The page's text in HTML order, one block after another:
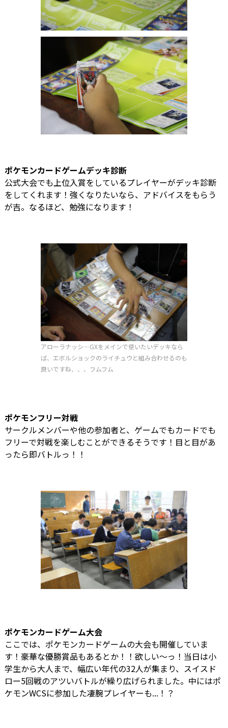
ポケモンカードゲームデッキ診断
公式大会でも上位入賞をしているプレイヤーがデッキ診断
をしてくれます！強くなりたいなら、アドバイスをもらう
が吉。なるほど、勉強になります！
アローラナッシ―GXをメインで使いたいデッキなら
ば、エボルショックのライチュウと組み合わせるのも
良いですね、、、フムフム
ポケモンフリー対戦
サークルメンバーや他の参加者と、ゲームでもカードでも
フリーで対戦を楽しむことができるそうです！目と目があ
ったら即バトルっ！！
ポケモンカードゲーム大会
ここでは、ポケモンカードゲームの大会も開催していま
す！豪華な優勝賞品もあるとか！！欲しい〜っ！当日は小
学生から大人まで、幅広い年代の32人が集まり、スイスド
ロー5回戦のアツいバトルが繰り広げられました。中にはポ
ケモンWCSに参加した凄腕プレイヤーも...！？